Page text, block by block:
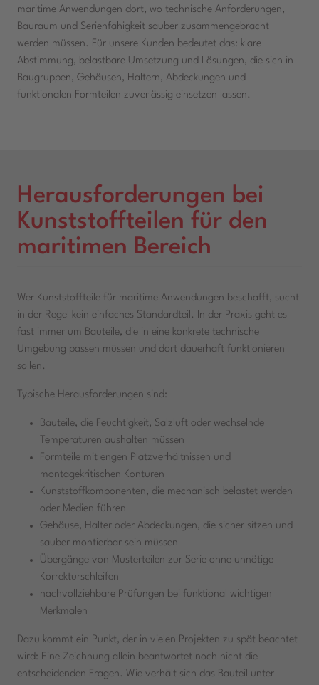
maritime Anwendungen dort, wo technische Anforderungen,
Bauraum und Serienfähigkeit sauber zusammengebracht
werden müssen. Für unsere Kunden bedeutet das: klare
Abstimmung, belastbare Umsetzung und Lösungen, die sich in
Baugruppen, Gehäusen, Haltern, Abdeckungen und
funktionalen Formteilen zuverlässig einsetzen lassen.
Herausforderungen bei
Kunststoffteilen für den
maritimen Bereich
Wer Kunststoffteile für maritime Anwendungen beschafft, sucht
in der Regel kein einfaches Standardteil. In der Praxis geht es
fast immer um Bauteile, die in eine konkrete technische
Umgebung passen müssen und dort dauerhaft funktionieren
sollen.
Typische Herausforderungen sind:
Bauteile, die Feuchtigkeit, Salzluft oder wechselnde
Temperaturen aushalten müssen
Formteile mit engen Platzverhältnissen und
montagekritischen Konturen
Kunststoffkomponenten, die mechanisch belastet werden
oder Medien führen
Gehäuse, Halter oder Abdeckungen, die sicher sitzen und
sauber montierbar sein müssen
Übergänge von Musterteilen zur Serie ohne unnötige
Korrekturschleifen
nachvollziehbare Prüfungen bei funktional wichtigen
Merkmalen
Dazu kommt ein Punkt, der in vielen Projekten zu spät beachtet
wird: Eine Zeichnung allein beantwortet noch nicht die
entscheidenden Fragen. Wie verhält sich das Bauteil unter